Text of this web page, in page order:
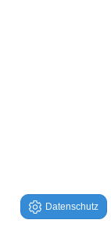
Datenschutz